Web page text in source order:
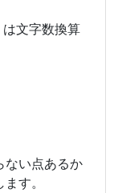
文字数換算
ない点あるか
す。